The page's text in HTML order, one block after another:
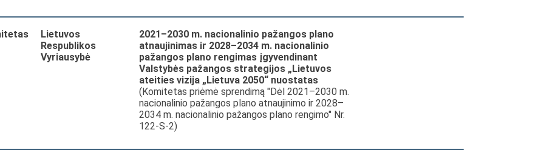
Lietuvos
Respublikos
Vyriausybė
2021–2030 m. nacionalinio pažangos plano
atnaujinimas ir 2028–2034 m. nacionalinio
pažangos plano rengimas įgyvendinant
Valstybės pažangos strategijos „Lietuvos
ateities vizija „Lietuva 2050“ nuostatas
(Komitetas priėmė sprendimą "Dėl 2021–2030 m.
nacionalinio pažangos plano atnaujinimo ir 2028–
2034 m. nacionalinio pažangos plano rengimo" Nr.
122-S-2)